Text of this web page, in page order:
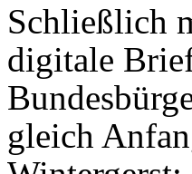
Schließlich
digitale
gleich